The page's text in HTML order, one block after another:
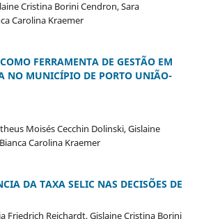
Cristina Borini Cendron, Sara
Carolina Kraemer
FERRAMENTA DE GESTÃO EM
NO MUNICÍPIO DE PORTO UNIÃO-
Moisés Cecchin Dolinski, Gislaine
Carolina Kraemer
DA TAXA SELIC NAS DECISÕES DE
Friedrich Reichardt, Gislaine Cristina Borini